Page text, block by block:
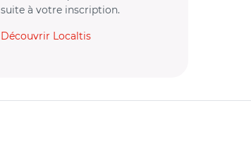
suite à votre inscription.
Découvrir Localtis